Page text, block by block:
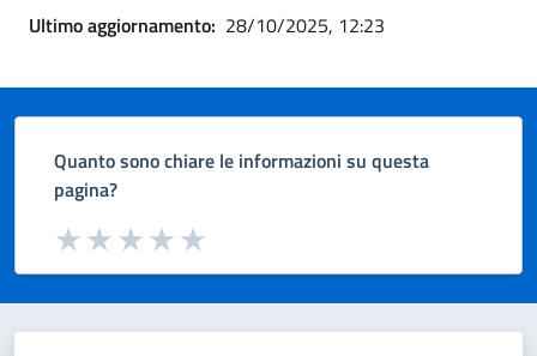
Ultimo aggiornamento: 28/10/2025, 12:23
Quanto sono chiare le informazioni su questa
pagina?
Valuta da 1 a 5 stelle la pagina
Valuta 5 stelle su 5
Valuta 4 stelle su 5
Valuta 3 stelle su 5
Valuta 2 stelle su 5
Valuta 1 stelle su 5